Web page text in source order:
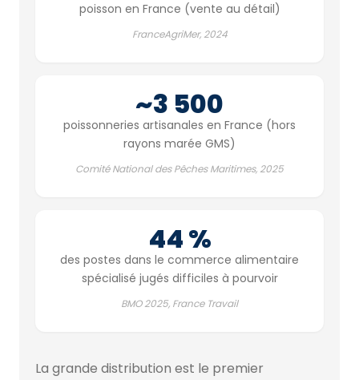
poisson en France (vente au détail)
FranceAgriMer, 2024
~3 500
poissonneries artisanales en France (hors
rayons marée GMS)
Comité National des Pêches Maritimes, 2025
44 %
des postes dans le commerce alimentaire
spécialisé jugés difficiles à pourvoir
BMO 2025, France Travail
La grande distribution est le premier